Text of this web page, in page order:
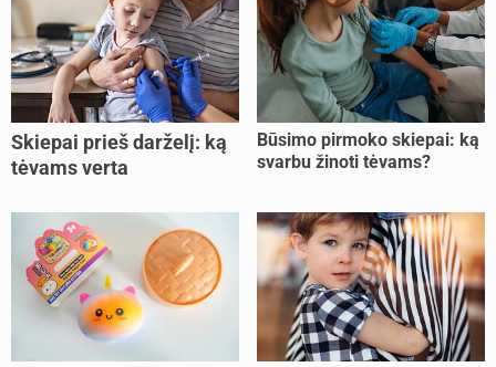
Skiepai prieš darželį: ką
tėvams verta
Būsimo pirmoko skiepai: ką
svarbu žinoti tėvams?